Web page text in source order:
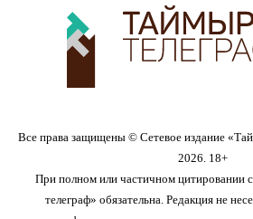
Все права защищены © Сетевое издание
2026. 18+
При полном или частичном цитировании
телеграф» обязательна. Редакция не